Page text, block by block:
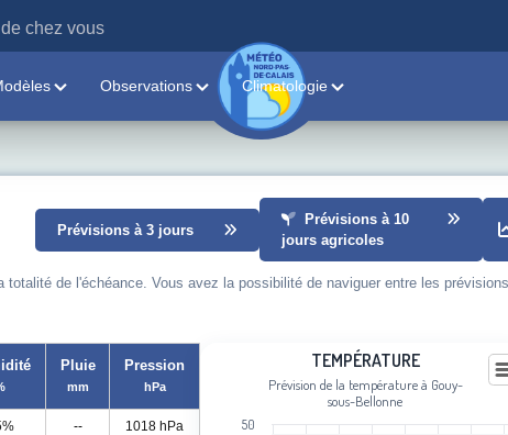
chez vous
Observations Climatologie
Prévisions à 3 jours
Prévisions à 10
jours agricoles
de l'échéance. Vous avez la possibilité de naviguer entre les prévisions
Pluie
mm
Pression
hPa
-- 1018 hPa
Line chart with 90 data points.
TEMPÉRATURE
Prévision de la température à Gouy-
sous-Bellonne
50